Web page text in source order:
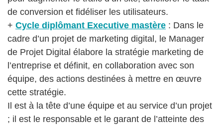
de conversion et fidéliser les utilisateurs.
+ Cycle diplômant Executive mastère : Dans le
cadre d’un projet de marketing digital, le Manager
de Projet Digital élabore la stratégie marketing de
l’entreprise et définit, en collaboration avec son
équipe, des actions destinées à mettre en œuvre
cette stratégie.
Il est à la tête d’une équipe et au service d’un projet
; il est le responsable et le garant de l’atteinte des